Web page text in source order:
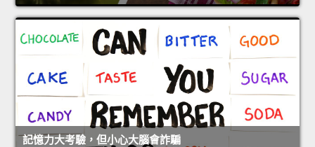
記憶力大考驗，但小心大腦會詐騙